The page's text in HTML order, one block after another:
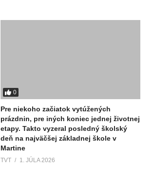
0
Pre niekoho začiatok vytúžených
prázdnin, pre iných koniec jednej životnej
etapy. Takto vyzeral posledný školský
deň na najväčšej základnej škole v
Martine
TVT 1. JÚLA 2026